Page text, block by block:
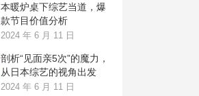
本暖炉桌下综艺当道，爆
款节目价值分析
2024 年 6 月 11 日
剖析“见面亲5次”的魔力，
从日本综艺的视角出发
2024 年 6 月 11 日